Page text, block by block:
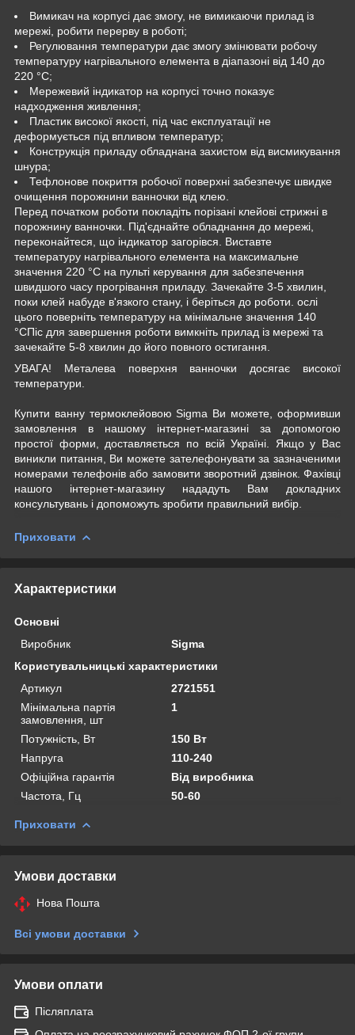
Вимикач на корпусі дає змогу, не вимикаючи прилад із
мережі, робити перерву в роботі;
Регулювання температури дає змогу змінювати робочу
температуру нагрівального елемента в діапазоні від 140 до
220 °C;
Мережевий індикатор на корпусі точно показує
надходження живлення;
Пластик високої якості, під час експлуатації не
деформується під впливом температур;
Конструкція приладу обладнана захистом від висмикування
шнура;
Тефлонове покриття робочої поверхні забезпечує швидке
очищення порожнини ванночки від клею.
Перед початком роботи покладіть порізані клейові стрижні в
порожнину ванночки. Під'єднайте обладнання до мережі,
переконайтеся, що індикатор загорівся. Виставте
температуру нагрівального елемента на максимальне
значення 220 °C на пульті керування для забезпечення
швидшого часу прогрівання приладу. Зачекайте 3-5 хвилин,
поки клей набуде в'язкого стану, і беріться до роботи. ослі
цього поверніть температуру на мінімальне значення 140
°CПіс для завершення роботи вимкніть прилад із мережі та
зачекайте 5-8 хвилин до його повного остигання.
УВАГА! Металева поверхня ванночки досягає високої
температури.
Купити ванну термоклейовою Sigma Ви можете, оформивши
замовлення в нашому інтернет-магазині за допомогою
простої форми, доставляється по всій Україні. Якщо у Вас
виникли питання, Ви можете зателефонувати за зазначеними
номерами телефонів або замовити зворотний дзвінок. Фахівці
нашого інтернет-магазину нададуть Вам докладних
консультувань і допоможуть зробити правильний вибір.
Приховати
Характеристики
Основні
Виробник
Sigma
Користувальницькі характеристики
Артикул
2721551
Мінімальна партія
замовлення, шт
1
Потужність, Вт
150 Вт
Напруга
110-240
Офіційна гарантія
Від виробника
Частота, Гц
50-60
Приховати
Умови доставки
Нова Пошта
Всі умови доставки
Умови оплати
Післяплата